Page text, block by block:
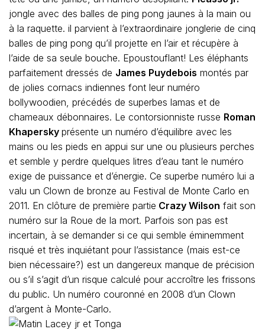
jongle avec des balles de ping pong jaunes à la main ou
à la raquette. il parvient à l’extraordinaire jonglerie de cinq
balles de ping pong qu’il projette en l’air et récupère à
l’aide de sa seule bouche. Epoustouflant! Les éléphants
parfaitement dressés de James Puydebois montés par
de jolies cornacs indiennes font leur numéro
bollywoodien, précédés de superbes lamas et de
chameaux débonnaires. Le contorsionniste russe Roman
Khapersky présente un numéro d’équilibre avec les
mains ou les pieds en appui sur une ou plusieurs perches
et semble y perdre quelques litres d’eau tant le numéro
exige de puissance et d’énergie. Ce superbe numéro lui a
valu un Clown de bronze au Festival de Monte Carlo en
2011. En clôture de première partie Crazy Wilson fait son
numéro sur la Roue de la mort. Parfois son pas est
incertain, à se demander si ce qui semble éminemment
risqué et très inquiétant pour l’assistance (mais est-ce
bien nécessaire?) est un dangereux manque de précision
ou s’il s’agit d’un risque calculé pour accroître les frissons
du public. Un numéro couronné en 2008 d’un Clown
d’argent à Monte-Carlo.